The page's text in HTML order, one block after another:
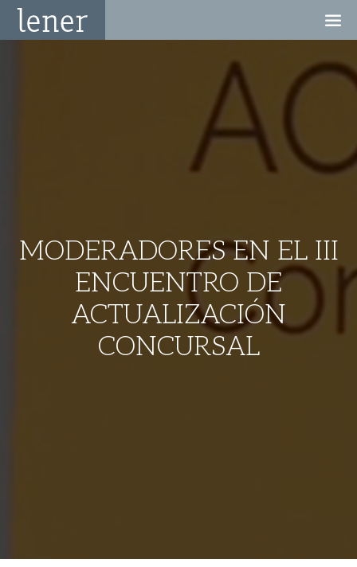
MODERADORES EN EL III
ENCUENTRO DE
ACTUALIZACIÓN
CONCURSAL